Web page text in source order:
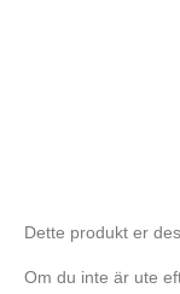
Dette produkt er
Om du inte är ute